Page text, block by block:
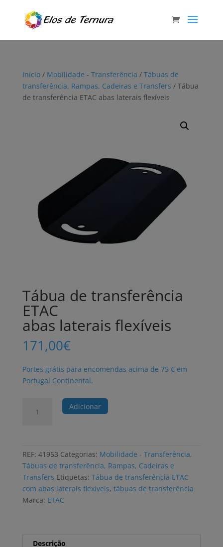
Início/ Mobilidade - Transferência / Tábuas de
transferência, Rampas, Cadeiras e Transfers / Tábua
de transferência ETAC abas laterais flexíveis
Tábua de transferência
ETAC
abas laterais flexíveis
171,00€
Portes grátis para encomendas acima de 75 € em
Portugal Continental.
ETAC
laterais
Adicionar
REF: 41953 Categorias: Mobilidade - Transferência,
Tábuas de transferência, Rampas, Cadeiras e
Transfers Etiquetas: Tábua de transferência ETAC
com abas laterais flexíveis, tábuas de transferência
Marca: ETAC
Descrição